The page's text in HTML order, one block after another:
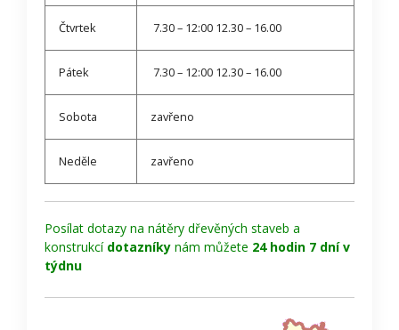
Čtvrtek 7.30 – 12:00 12.30 – 16.00
Pátek 7.30 – 12:00 12.30 – 16.00
Sobota zavřeno
Neděle zavřeno
Posílat dotazy na nátěry dřevěných staveb a
konstrukcí dotazníky nám můžete 24 hodin 7 dní v
týdnu